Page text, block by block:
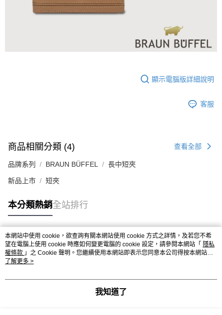
顯示電腦版詳細說明
客服
商品相關分類 (4) 查看全部
品牌系列 BRAUN BÜFFEL 長中短夾
新品上市 短夾
本分類熱銷全站排行
熱門標籤
本網站中使用 cookie，欲查詢有關本網站使用 cookie 方式之詳情，及若您不希
望在電腦上使用 cookie 時應如何變更電腦的 cookie 設定，請參閱本網站「 隱私
權條款 」之 Cookie 聲明。您繼續使用本網站即表示您同意本公司得按本網站使
用條款之 Cookie 聲明使用 cookie。
了解更多 >
我知道了